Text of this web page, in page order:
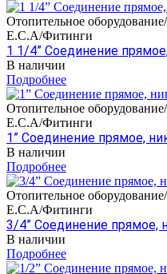
Отопительное
E.C.A/Фитинги
1 1/4” Соединение
В наличии
Подробнее
Отопительное
E.C.A/Фитинги
1” Соединение прямое,
В наличии
Подробнее
Отопительное
E.C.A/Фитинги
3/4” Соединение прямое,
В наличии
Подробнее